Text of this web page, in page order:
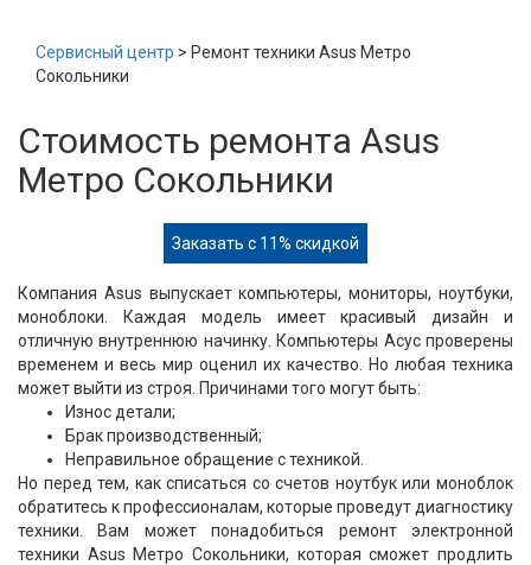
Сервисный центр > Ремонт техники Asus Метро
Сокольники
Стоимость ремонта Asus
Метро Сокольники
Заказать с 11% скидкой
Компания Asus выпускает компьютеры, мониторы, ноутбуки,
моноблоки. Каждая модель имеет красивый дизайн и
отличную внутреннюю начинку. Компьютеры Асус проверены
временем и весь мир оценил их качество. Но любая техника
может выйти из строя. Причинами того могут быть:
Износ детали;
Брак производственный;
Неправильное обращение с техникой.
Но перед тем, как списаться со счетов ноутбук или моноблок
обратитесь к профессионалам, которые проведут диагностику
техники. Вам может понадобиться ремонт электронной
техники Asus Метро Сокольники, которая сможет продлить